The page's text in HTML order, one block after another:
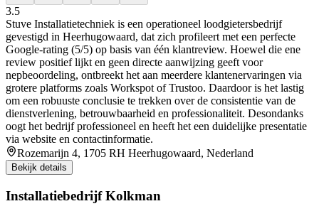
3.5
Stuve Installatietechniek is een operationeel loodgietersbedrijf
gevestigd in Heerhugowaard, dat zich profileert met een perfecte
Google-rating (5/5) op basis van één klantreview. Hoewel die ene
review positief lijkt en geen directe aanwijzing geeft voor
nepbeoordeling, ontbreekt het aan meerdere klantenervaringen via
grotere platforms zoals Workspot of Trustoo. Daardoor is het lastig
om een robuuste conclusie te trekken over de consistentie van de
dienstverlening, betrouwbaarheid en professionaliteit. Desondanks
oogt het bedrijf professioneel en heeft het een duidelijke presentatie
via website en contactinformatie.
Rozemarijn 4, 1705 RH Heerhugowaard, Nederland
Bekijk details
Installatiebedrijf Kolkman